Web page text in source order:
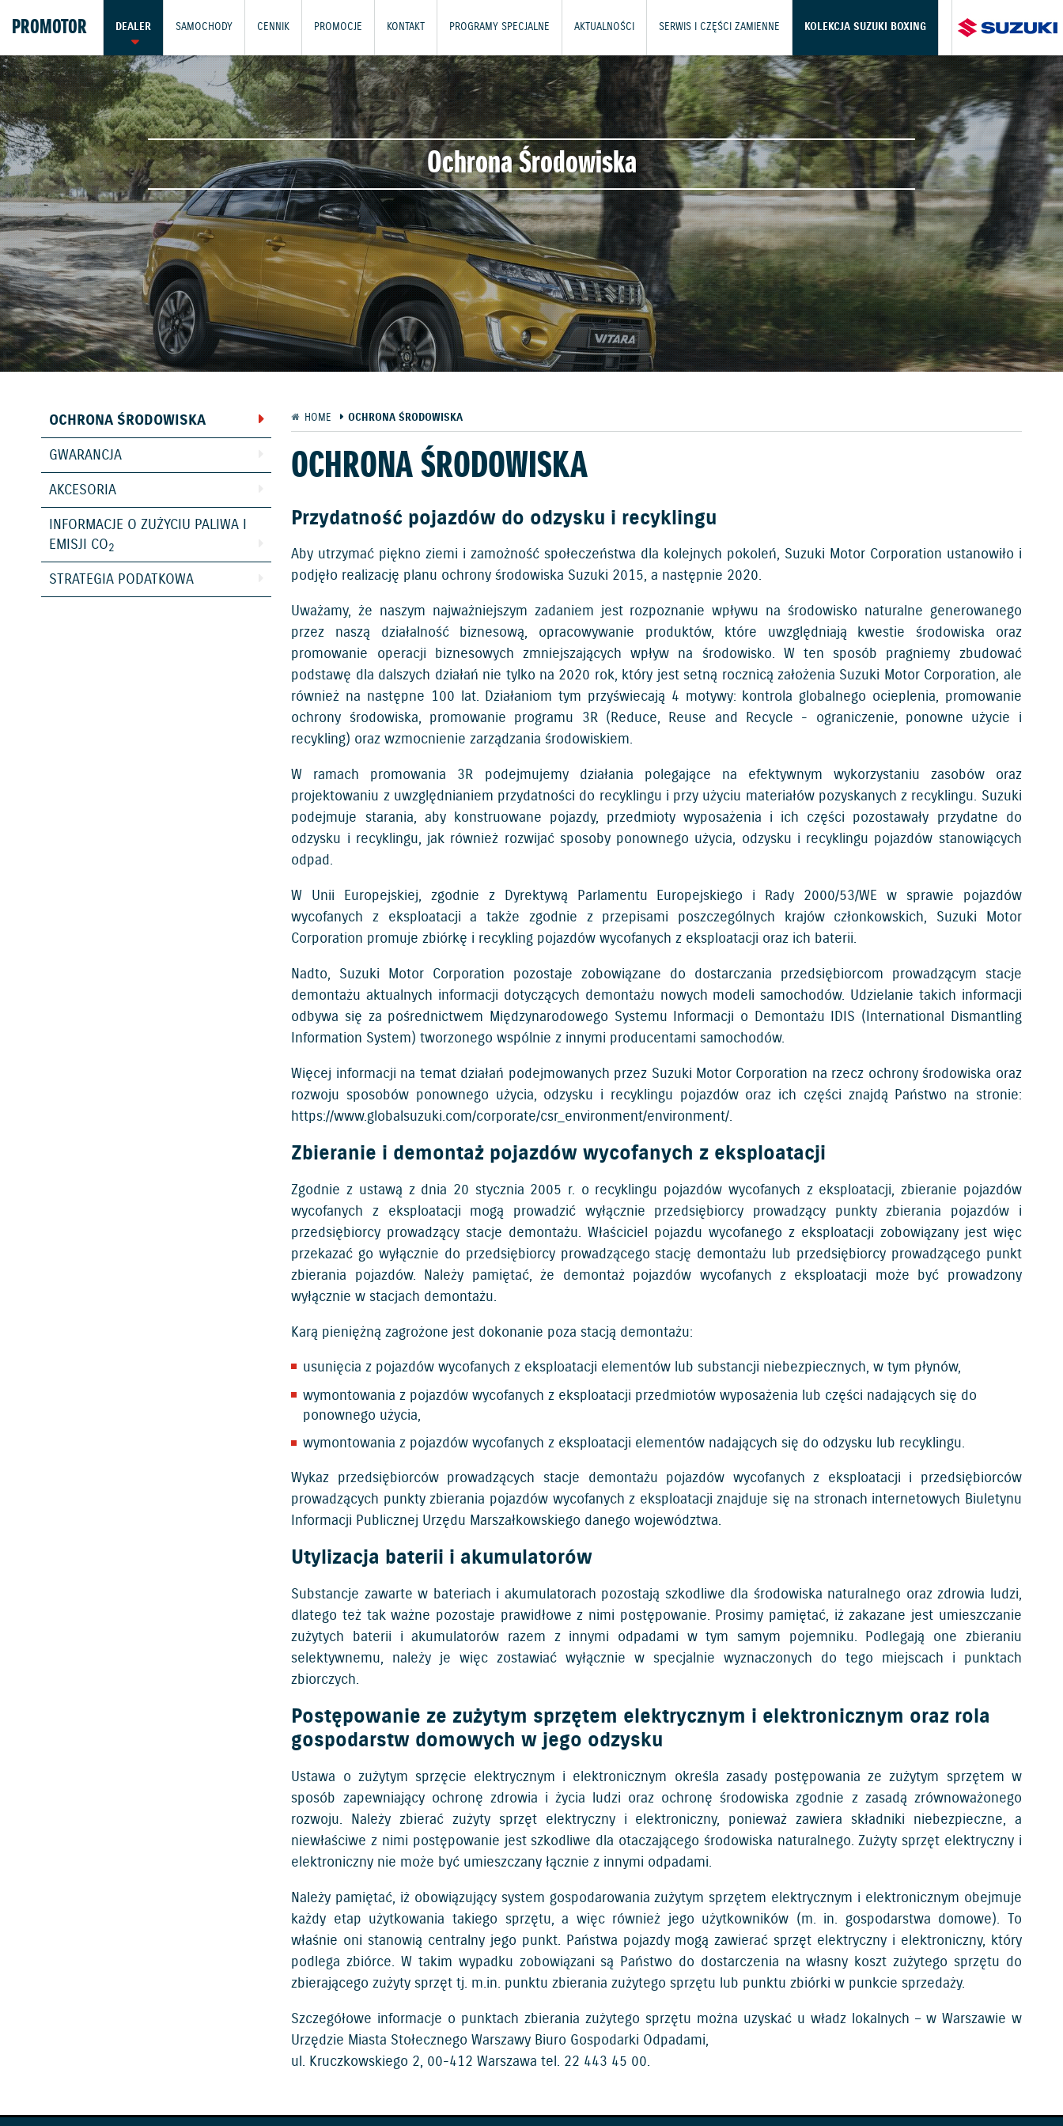
PROMOTOR DEALER SAMOCHODY CENNIK PROMOCJE KONTAKT PROGRAMY SPECJALNE AKTUALNOŚCI SERWIS I CZĘŚCI ZAMIENNE KOLEKCJA SUZUKI BOXING
Ochrona Środowiska
OCHRONA ŚRODOWISKA
GWARANCJA
AKCESORIA
INFORMACJE O ZUŻYCIU PALIWA I
EMISJI CO2
STRATEGIA PODATKOWA
HOME OCHRONA ŚRODOWISKA
OCHRONA ŚRODOWISKA
Przydatność pojazdów do odzysku i recyklingu
Aby utrzymać piękno ziemi i zamożność społeczeństwa dla kolejnych pokoleń, Suzuki Motor Corporation ustanowiło i
podjęło realizację planu ochrony środowiska Suzuki 2015, a następnie 2020.
Uważamy, że naszym najważniejszym zadaniem jest rozpoznanie wpływu na środowisko naturalne generowanego
przez naszą działalność biznesową, opracowywanie produktów, które uwzględniają kwestie środowiska oraz
promowanie operacji biznesowych zmniejszających wpływ na środowisko. W ten sposób pragniemy zbudować
podstawę dla dalszych działań nie tylko na 2020 rok, który jest setną rocznicą założenia Suzuki Motor Corporation, ale
również na następne 100 lat. Działaniom tym przyświecają 4 motywy: kontrola globalnego ocieplenia, promowanie
ochrony środowiska, promowanie programu 3R (Reduce, Reuse and Recycle - ograniczenie, ponowne użycie i
recykling) oraz wzmocnienie zarządzania środowiskiem.
W ramach promowania 3R podejmujemy działania polegające na efektywnym wykorzystaniu zasobów oraz
projektowaniu z uwzględnianiem przydatności do recyklingu i przy użyciu materiałów pozyskanych z recyklingu. Suzuki
podejmuje starania, aby konstruowane pojazdy, przedmioty wyposażenia i ich części pozostawały przydatne do
odzysku i recyklingu, jak również rozwijać sposoby ponownego użycia, odzysku i recyklingu pojazdów stanowiących
odpad.
W Unii Europejskiej, zgodnie z Dyrektywą Parlamentu Europejskiego i Rady 2000/53/WE w sprawie pojazdów
wycofanych z eksploatacji a także zgodnie z przepisami poszczególnych krajów członkowskich, Suzuki Motor
Corporation promuje zbiórkę i recykling pojazdów wycofanych z eksploatacji oraz ich baterii.
Nadto, Suzuki Motor Corporation pozostaje zobowiązane do dostarczania przedsiębiorcom prowadzącym stacje
demontażu aktualnych informacji dotyczących demontażu nowych modeli samochodów. Udzielanie takich informacji
odbywa się za pośrednictwem Międzynarodowego Systemu Informacji o Demontażu IDIS (International Dismantling
Information System) tworzonego wspólnie z innymi producentami samochodów.
Więcej informacji na temat działań podejmowanych przez Suzuki Motor Corporation na rzecz ochrony środowiska oraz
rozwoju sposobów ponownego użycia, odzysku i recyklingu pojazdów oraz ich części znajdą Państwo na stronie:
https://www.globalsuzuki.com/corporate/csr_environment/environment/.
Zbieranie i demontaż pojazdów wycofanych z eksploatacji
Zgodnie z ustawą z dnia 20 stycznia 2005 r. o recyklingu pojazdów wycofanych z eksploatacji, zbieranie pojazdów
wycofanych z eksploatacji mogą prowadzić wyłącznie przedsiębiorcy prowadzący punkty zbierania pojazdów i
przedsiębiorcy prowadzący stacje demontażu. Właściciel pojazdu wycofanego z eksploatacji zobowiązany jest więc
przekazać go wyłącznie do przedsiębiorcy prowadzącego stację demontażu lub przedsiębiorcy prowadzącego punkt
zbierania pojazdów. Należy pamiętać, że demontaż pojazdów wycofanych z eksploatacji może być prowadzony
wyłącznie w stacjach demontażu.
Karą pieniężną zagrożone jest dokonanie poza stacją demontażu:
usunięcia z pojazdów wycofanych z eksploatacji elementów lub substancji niebezpiecznych, w tym płynów,
wymontowania z pojazdów wycofanych z eksploatacji przedmiotów wyposażenia lub części nadających się do
ponownego użycia,
wymontowania z pojazdów wycofanych z eksploatacji elementów nadających się do odzysku lub recyklingu.
Wykaz przedsiębiorców prowadzących stacje demontażu pojazdów wycofanych z eksploatacji i przedsiębiorców
prowadzących punkty zbierania pojazdów wycofanych z eksploatacji znajduje się na stronach internetowych Biuletynu
Informacji Publicznej Urzędu Marszałkowskiego danego województwa.
Utylizacja baterii i akumulatorów
Substancje zawarte w bateriach i akumulatorach pozostają szkodliwe dla środowiska naturalnego oraz zdrowia ludzi,
dlatego też tak ważne pozostaje prawidłowe z nimi postępowanie. Prosimy pamiętać, iż zakazane jest umieszczanie
zużytych baterii i akumulatorów razem z innymi odpadami w tym samym pojemniku. Podlegają one zbieraniu
selektywnemu, należy je więc zostawiać wyłącznie w specjalnie wyznaczonych do tego miejscach i punktach
zbiorczych.
Postępowanie ze zużytym sprzętem elektrycznym i elektronicznym oraz rola
gospodarstw domowych w jego odzysku
Ustawa o zużytym sprzęcie elektrycznym i elektronicznym określa zasady postępowania ze zużytym sprzętem w
sposób zapewniający ochronę zdrowia i życia ludzi oraz ochronę środowiska zgodnie z zasadą zrównoważonego
rozwoju. Należy zbierać zużyty sprzęt elektryczny i elektroniczny, ponieważ zawiera składniki niebezpieczne, a
niewłaściwe z nimi postępowanie jest szkodliwe dla otaczającego środowiska naturalnego. Zużyty sprzęt elektryczny i
elektroniczny nie może być umieszczany łącznie z innymi odpadami.
Należy pamiętać, iż obowiązujący system gospodarowania zużytym sprzętem elektrycznym i elektronicznym obejmuje
każdy etap użytkowania takiego sprzętu, a więc również jego użytkowników (m. in. gospodarstwa domowe). To
właśnie oni stanowią centralny jego punkt. Państwa pojazdy mogą zawierać sprzęt elektryczny i elektroniczny, który
podlega zbiórce. W takim wypadku zobowiązani są Państwo do dostarczenia na własny koszt zużytego sprzętu do
zbierającego zużyty sprzęt tj. m.in. punktu zbierania zużytego sprzętu lub punktu zbiórki w punkcie sprzedaży.
Szczegółowe informacje o punktach zbierania zużytego sprzętu można uzyskać u władz lokalnych – w Warszawie w
Urzędzie Miasta Stołecznego Warszawy Biuro Gospodarki Odpadami,
ul. Kruczkowskiego 2, 00-412 Warszawa tel. 22 443 45 00.